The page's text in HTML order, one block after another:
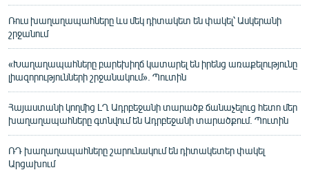
Ռուս խաղաղապահները ևս մեկ դիտակետ են փակել՝ Ասկերանի
շրջանում
«Խաղաղապահները բարեխիղճ կատարել են իրենց առաքելությունը
լիազորությունների շրջանակում». Պուտին
Հայաստանի կողմից ԼՂ Ադրբեջանի տարածք ճանաչելուց հետո մեր
խաղաղապահները գտնվում են Ադրբեջանի տարածքում. Պուտին
ՌԴ խաղաղապահները շարունակում են դիտակետեր փակել
Արցախում